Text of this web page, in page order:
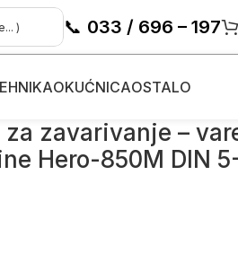
📞 033 / 696 – 197
OKUĆNICAOSTALO
fotoosjetljiva AX Line Hero-850M
zavarivanje –
Hero-850M DIN